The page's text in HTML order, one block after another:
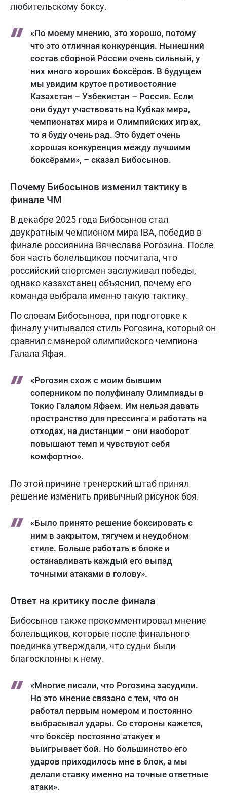
любительскому боксу.
«По моему мнению, это хорошо, потому
что это отличная конкуренция. Нынешний
состав сборной России очень сильный, у
них много хороших боксёров. В будущем
мы увидим крутое противостояние
Казахстан – Узбекистан – Россия. Если
они будут участвовать на Кубках мира,
чемпионатах мира и Олимпийских играх,
то я буду очень рад. Это будет очень
хорошая конкуренция между лучшими
боксёрами», – сказал Бибосынов.
Почему Бибосынов изменил тактику в
финале ЧМ
В декабре 2025 года Бибосынов стал
двукратным чемпионом мира IBA, победив в
финале россиянина Вячеслава Рогозина. После
боя часть болельщиков посчитала, что
российский спортсмен заслуживал победы,
однако казахстанец объяснил, почему его
команда выбрала именно такую тактику.
По словам Бибосынова, при подготовке к
финалу учитывался стиль Рогозина, который он
сравнил с манерой олимпийского чемпиона
Галала Яфая.
«Рогозин схож с моим бывшим
соперником по полуфиналу Олимпиады в
Токио Галалом Яфаем. Им нельзя давать
пространство для прессинга и работать на
отходах, на дистанции – они наоборот
повышают темп и чувствуют себя
комфортно».
По этой причине тренерский штаб принял
решение изменить привычный рисунок боя.
«Было принято решение боксировать с
ним в закрытом, тягучем и неудобном
стиле. Больше работать в блоке и
останавливать каждый его выпад
точными атаками в голову».
Ответ на критику после финала
Бибосынов также прокомментировал мнение
болельщиков, которые после финального
поединка утверждали, что судьи были
благосклонны к нему.
«Многие писали, что Рогозина засудили.
Но это мнение связано с тем, что он
работал первым номером и постоянно
выбрасывал удары. Со стороны кажется,
что боксёр постоянно атакует и
выигрывает бой. Но большинство его
ударов приходилось мне в блок, а мы
делали ставку именно на точные ответные
атаки».